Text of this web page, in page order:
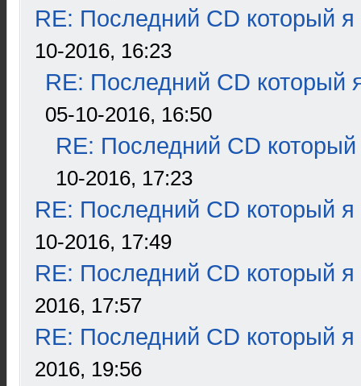
RE: Последний CD который я
10-2016, 16:23
RE: Последний CD который
05-10-2016, 16:50
RE: Последний CD который
10-2016, 17:23
RE: Последний CD который я
10-2016, 17:49
RE: Последний CD который я
2016, 17:57
RE: Последний CD который я
2016, 19:56